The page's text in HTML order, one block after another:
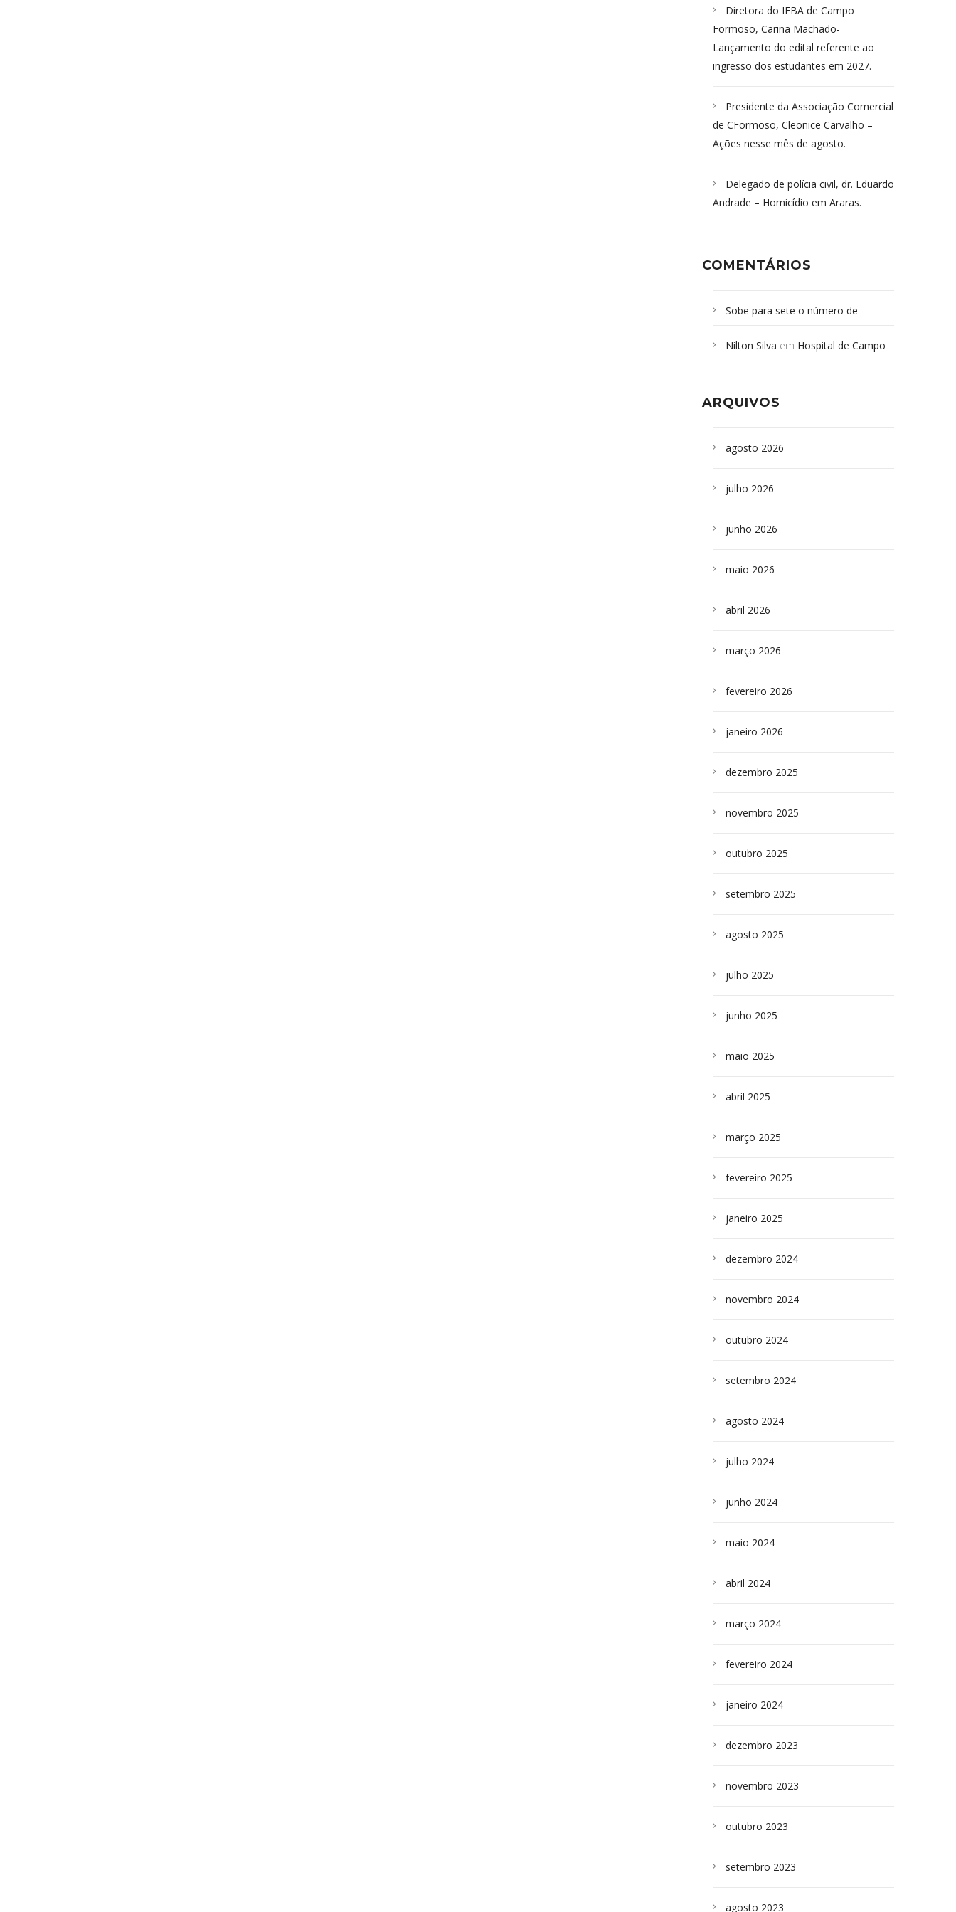
Diretora do IFBA de Campo
Formoso, Carina Machado-
Lançamento do edital referente ao
ingresso dos estudantes em 2027.
Presidente da Associação Comercial
de CFormoso, Cleonice Carvalho –
Ações nesse mês de agosto.
Delegado de polícia civil, dr. Eduardo
Andrade – Homicídio em Araras.
COMENTÁRIOS
Sobe para sete o número de
desabamento em São Paulo - Revista
sepultados em SP
Nilton Silva em Hospital de Campo
ARQUIVOS
agosto 2026
julho 2026
junho 2026
maio 2026
abril 2026
março 2026
fevereiro 2026
janeiro 2026
dezembro 2025
novembro 2025
outubro 2025
setembro 2025
agosto 2025
julho 2025
junho 2025
maio 2025
abril 2025
março 2025
fevereiro 2025
janeiro 2025
dezembro 2024
novembro 2024
outubro 2024
setembro 2024
agosto 2024
julho 2024
junho 2024
maio 2024
abril 2024
março 2024
fevereiro 2024
janeiro 2024
dezembro 2023
novembro 2023
outubro 2023
setembro 2023
agosto 2023